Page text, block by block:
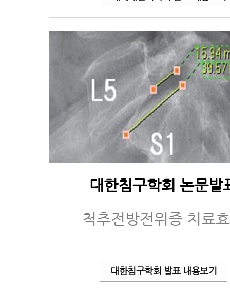
대한침구학회 논문발
척추전방전위증 치료
대한침구학회 발표 내용보기